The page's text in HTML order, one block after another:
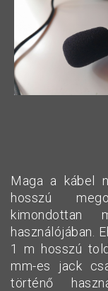
Maga a kábel
hosszú
kimondottan
használójában.
1 m hosszú
mm-es jack
történő